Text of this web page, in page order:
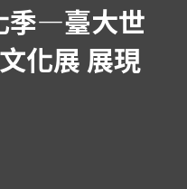
季—臺大世
化展 展現